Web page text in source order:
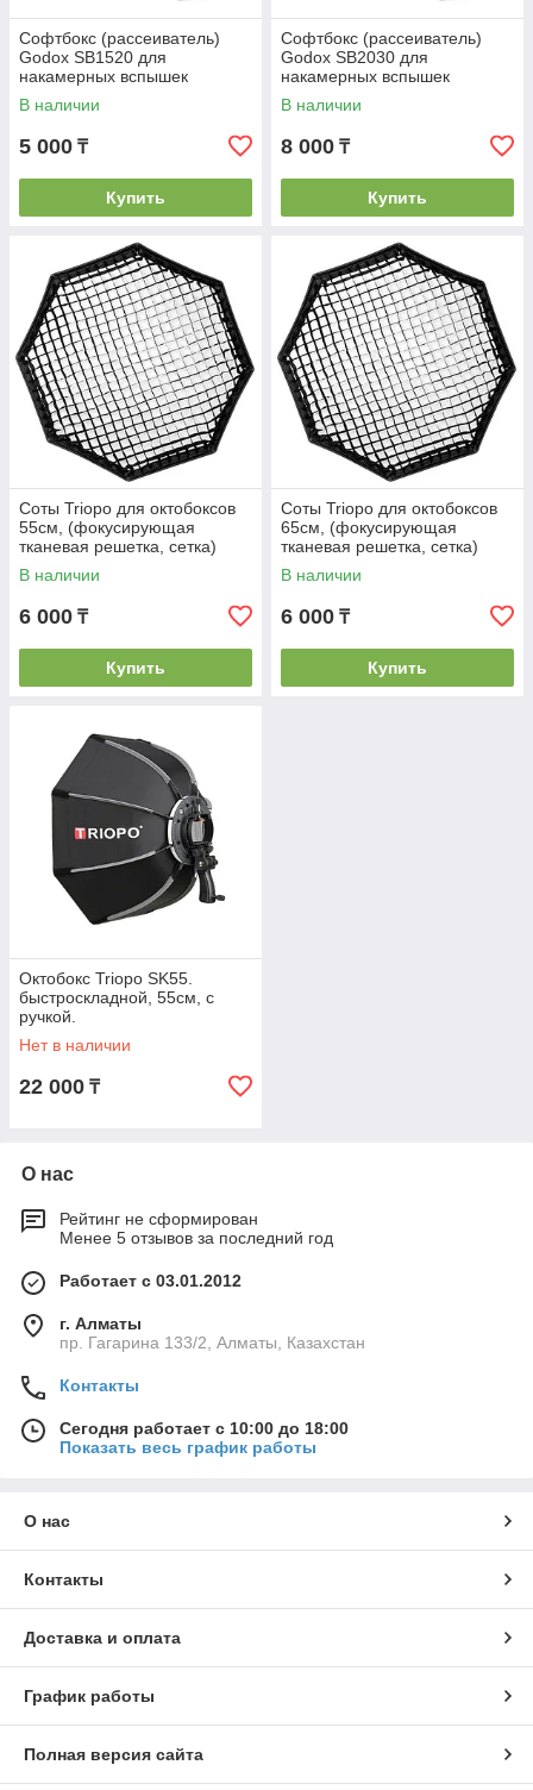
Софтбокс (рассеиватель)
Godox SB1520 для
накамерных вспышек
15х20см, универсальный
В наличии
5 000 ₸
Купить
Софтбокс (рассеиватель)
Godox SB2030 для
накамерных вспышек
20х30см, универсальный
В наличии
8 000 ₸
Купить
Соты Triopo для октобоксов
55см, (фокусирующая
тканевая решетка, сетка)
В наличии
6 000 ₸
Купить
Соты Triopo для октобоксов
65см, (фокусирующая
тканевая решетка, сетка)
В наличии
6 000 ₸
Купить
Октобокс Triopo SK55.
быстроскладной, 55см, с
ручкой.
Нет в наличии
22 000 ₸
О нас
Рейтинг не сформирован
Менее 5 отзывов за последний год
Работает с 03.01.2012
г. Алматы
пр. Гагарина 133/2, Алматы, Казахстан
Контакты
Сегодня работает с 10:00 до 18:00
Показать весь график работы
О нас
Контакты
Доставка и оплата
График работы
Полная версия сайта